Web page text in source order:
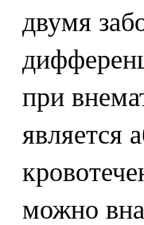
двумя
при
является
можно